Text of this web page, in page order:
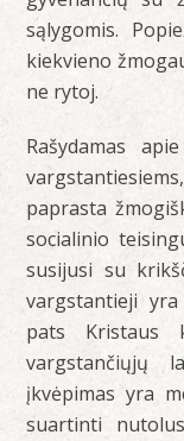
sąlygomis.
kiekvieno
ne rytoj.
Rašydamas
paprasta
socialinio
susijusi su
vargstantieji
pats Kristaus
vargstančiųjų
įkvėpimas yra
suartinti